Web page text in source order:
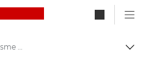
Canon Logo, back to
Lens on Life : du traumatisme à l'espoir dans un monde turbulent